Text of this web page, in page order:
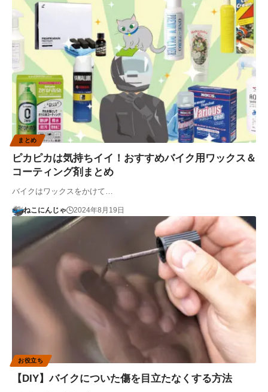
まとめ
ピカピカは気持ちイイ！おすすめバイク用ワックス＆
コーティング剤まとめ
バイクはワックスをかけて…
ねこにんじゃ 2024年8月19日
お役立ち
【DIY】バイクについた傷を目立たなくする方法